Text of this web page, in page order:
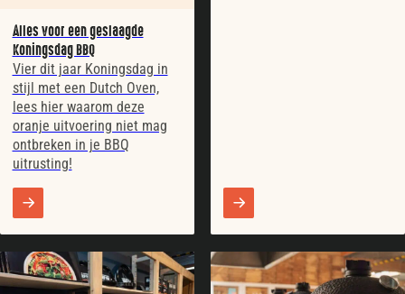
Alles voor een geslaagde
Koningsdag BBQ
Vier dit jaar Koningsdag in
stijl met een Dutch Oven,
lees hier waarom deze
oranje uitvoering niet mag
ontbreken in je BBQ
uitrusting!